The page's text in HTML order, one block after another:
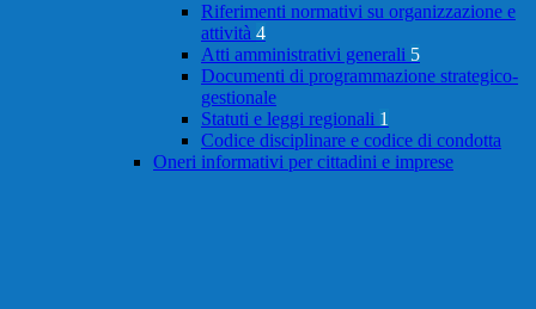
Riferimenti normativi su organizzazione e
attività 4
Atti amministrativi generali 5
Documenti di programmazione strategico-
gestionale
Statuti e leggi regionali 1
Codice disciplinare e codice di condotta
Oneri informativi per cittadini e imprese